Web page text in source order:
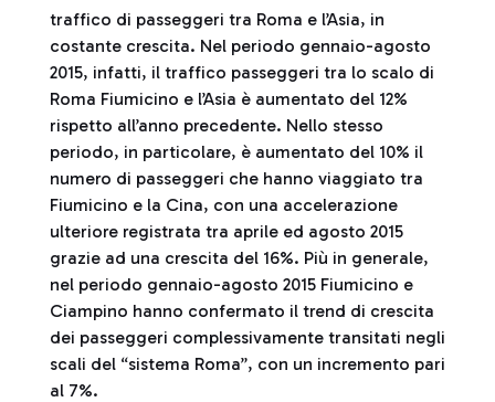
traffico di passeggeri tra Roma e l’Asia, in
costante crescita. Nel periodo gennaio-agosto
2015, infatti, il traffico passeggeri tra lo scalo di
Roma Fiumicino e l’Asia è aumentato del 12%
rispetto all’anno precedente. Nello stesso
periodo, in particolare, è aumentato del 10% il
numero di passeggeri che hanno viaggiato tra
Fiumicino e la Cina, con una accelerazione
ulteriore registrata tra aprile ed agosto 2015
grazie ad una crescita del 16%. Più in generale,
nel periodo gennaio-agosto 2015 Fiumicino e
Ciampino hanno confermato il trend di crescita
dei passeggeri complessivamente transitati negli
scali del “sistema Roma”, con un incremento pari
al 7%.